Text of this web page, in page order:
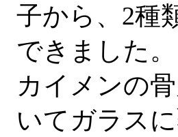
子から、2種
できました。
カイメンの
いてガラス